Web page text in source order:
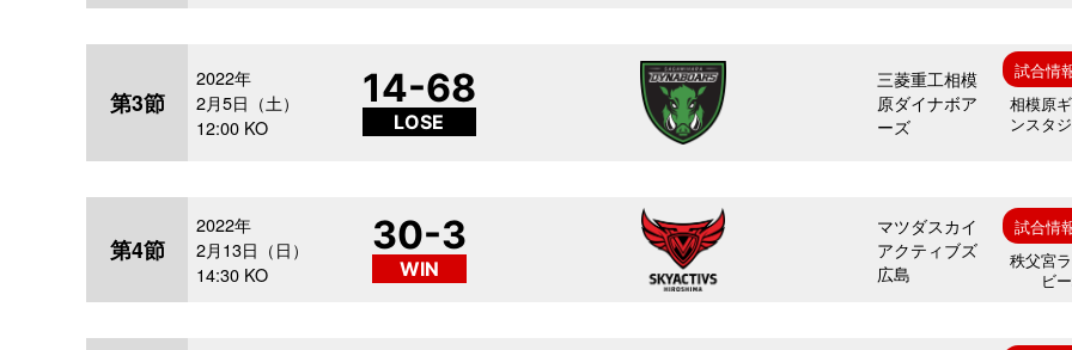
第3節
2022年
2月5日（土）
12:00 KO
14-68
LOSE
三菱重工相模
原ダイナボア
ーズ
試合情
相模原
ンスタ
第4節
2022年
2月13日（日）
14:30 KO
30-3
WIN
マツダスカイ
アクティブズ
広島
試合情
秩父宮
ビ